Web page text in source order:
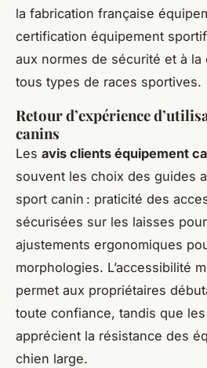
la fabrication française
certification équipement
aux normes de sécurité et à la
tous types de races sportives.
Retour d’expérience
canins
Les avis clients équipement
souvent les choix des guides
sport canin : praticité des
sécurisées sur les laisses
ajustements ergonomiques
morphologies. L’accessibilité
permet aux propriétaires
toute confiance, tandis que
apprécient la résistance des
chien large.